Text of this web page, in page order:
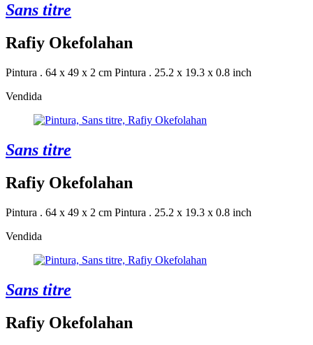
Sans titre
Rafiy Okefolahan
Pintura . 64 x 49 x 2 cm Pintura . 25.2 x 19.3 x 0.8 inch
Vendida
Sans titre
Rafiy Okefolahan
Pintura . 64 x 49 x 2 cm Pintura . 25.2 x 19.3 x 0.8 inch
Vendida
Sans titre
Rafiy Okefolahan